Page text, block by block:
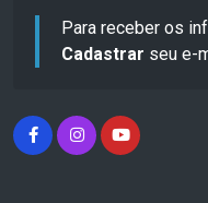
Para receber os
Cadastrar seu e-